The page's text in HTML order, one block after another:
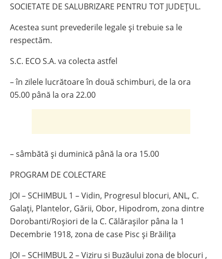
SOCIETATE DE SALUBRIZARE PENTRU TOT JUDEȚUL.
Acestea sunt prevederile legale și trebuie sa le
respectăm.
S.C. ECO S.A. va colecta astfel
– în zilele lucrătoare în două schimburi, de la ora
05.00 până la ora 22.00
– sâmbătă și duminică până la ora 15.00
PROGRAM DE COLECTARE
JOI – SCHIMBUL 1 – Vidin, Progresul blocuri, ANL, C.
Galați, Plantelor, Gării, Obor, Hipodrom, zona dintre
Dorobanti/Roșiori de la C. Călărașilor pâna la 1
Decembrie 1918, zona de case Pisc și Brăilița
JOI – SCHIMBUL 2 – Viziru si Buzăului zona de blocuri ,